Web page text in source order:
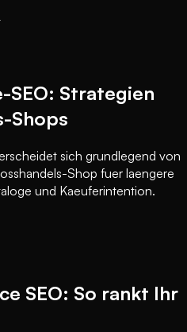
SEO: Strategien
Shops
sich grundlegend von
Shop fuer laengere
und Kaeuferintention.
SEO: So rankt Ihr